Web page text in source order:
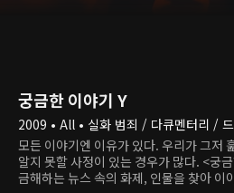
궁금한 이야기 Y
2009 • All • 실화 범죄 / 다큐멘터리 /
모든 이야기엔 이유가 있다. 우리가 그저
알지 못할 사정이 있는 경우가 많다. <궁
금해하는 뉴스 속의 화제, 인물을 찾아 이